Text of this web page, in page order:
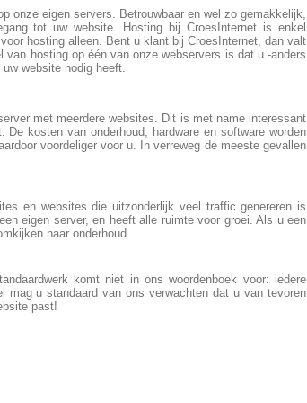
onze eigen servers. Betrouwbaar en wel zo gemakkelijk,
tot uw website. Hosting bij CroesInternet is enkel
hosting alleen. Bent u klant bij CroesInternet, dan valt
hosting op één van onze webservers is dat u -anders
website nodig heeft.
met meerdere websites. Dit is met name interessant
kosten van onderhoud, hardware en software worden
voordeliger voor u. In verreweg de meeste gevallen
en websites die uitzonderlijk veel traffic genereren is
eigen server, en heeft alle ruimte voor groei. Als u een
naar onderhoud.
komt niet in ons woordenboek voor: iedere
mag u standaard van ons verwachten dat u van tevoren
past!